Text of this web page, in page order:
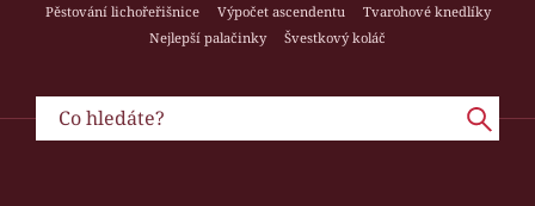
Pěstování lichořeřišnice
Výpočet ascendentu
Tvarohové knedlíky
Nejlepší palačinky
Švestkový koláč